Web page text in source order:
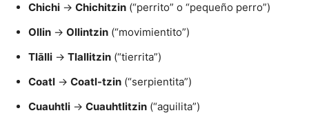
Chichi → Chichitzin (“perrito” o “pequeño perro”)
Ollin → Ollintzin (“movimientito”)
Tlālli → Tlallitzin (“tierrita”)
Coatl → Coatl-tzin (“serpientita”)
Cuauhtli → Cuauhtlitzin (“aguilita”)